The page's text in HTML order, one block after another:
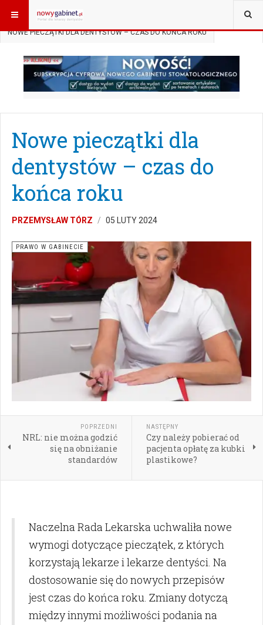
JESTEŚ TUTAJ: START
NOWE PIECZĄTKI DLA DENTYSTÓW – CZAS DO KOŃCA ROKU
Nowe pieczątki dla
dentystów – czas do
końca roku
PRZEMYSŁAW TÓRZ 05 LUTY 2024
PRAWO W GABINECIE
POPRZEDNI
NRL: nie można godzić
się na obniżanie
standardów
NASTĘPNY
Czy należy pobierać od
pacjenta opłatę za kubki
plastikowe?
Naczelna Rada Lekarska uchwaliła nowe
wymogi dotyczące pieczątek, z których
korzystają lekarze i lekarze dentyści. Na
dostosowanie się do nowych przepisów
jest czas do końca roku. Zmiany dotyczą
między innymi możliwości podania na